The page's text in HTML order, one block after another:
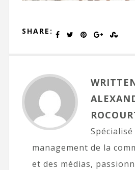
SHARE:
Spécialisé
management de la
et des médias,